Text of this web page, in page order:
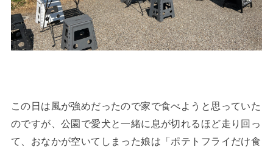
この日は風が強めだったので家で食べようと思っていた
のですが、公園で愛犬と一緒に息が切れるほど走り回っ
て、おなかが空いてしまった娘は「ポテトフライだけ食